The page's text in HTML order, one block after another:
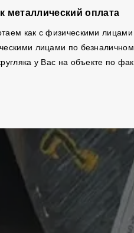
металлический оплата
как с физическими лицами
лицами по
у Вас на объекте по